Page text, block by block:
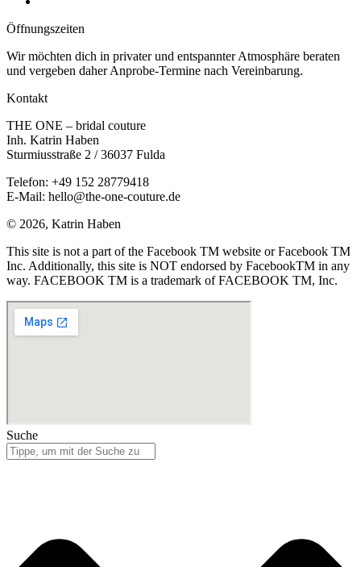
Öffnungs­zeiten
Wir möchten dich in privater und entspannter Atmosphäre beraten
und vergeben daher Anprobe-Termine nach Vereinbarung.
Kontakt
THE ONE – bridal couture
Inh. Katrin Haben
Sturmiusstraße 2 / 36037 Fulda
Telefon: +49 152 28779418
E-Mail: hello@the-one-couture.de
© 2026, Katrin Haben
This site is not a part of the Facebook TM website or Facebook TM
Inc. Additionally, this site is NOT endorsed by FacebookTM in any
way. FACEBOOK TM is a trademark of FACEBOOK TM, Inc.
Suche